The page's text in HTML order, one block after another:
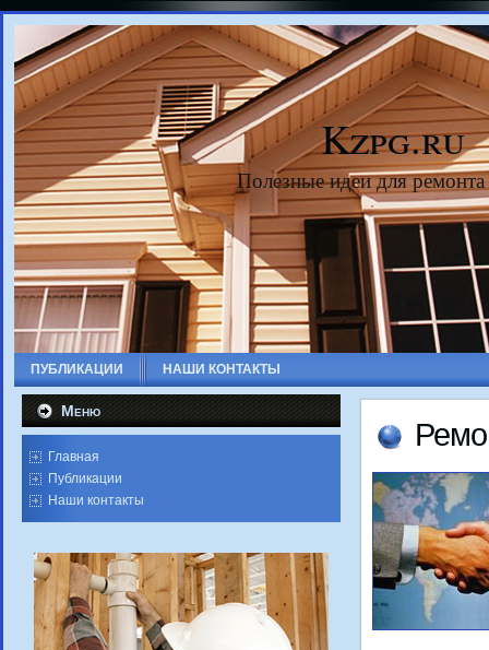
Kzpg.ru
Полезные идеи для
ПУБЛИКАЦИИ НАШИ КОНТАКТЫ
Меню
Главная
Публикации
Наши контакты